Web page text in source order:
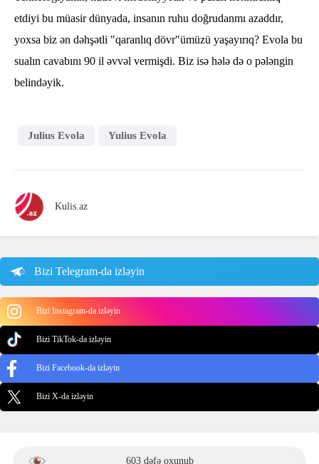
etdiyi bu müasir dünyada, insanın ruhu doğrudanmı azaddır,
yoxsa biz ən dəhşətli "qaranlıq dövr"ümüzü yaşayırıq? Evola bu
sualın cavabını 90 il əvvəl vermişdi. Biz isə hələ də o pələngin
belindəyik.
Julius Evola Yulius Evola
Kulis.az
Bizi Telegram-da izləyin
Bizi Instagram-da izləyin
Bizi TikTok-da izləyin
Bizi Facebook-da izləyin
Bizi X-da izləyin
603 dəfə oxunub